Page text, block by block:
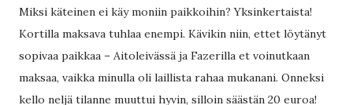
Miksi käteinen ei käy moniin paikkoihin? Yksinkertaista!
Kortilla maksava tuhlaa enempi. Kävikin niin, ettet löytänyt
sopivaa paikkaa – Aitoleivässä ja Fazerilla et voinutkaan
maksaa, vaikka minulla oli laillista rahaa mukanani. Onneksi
kello neljä tilanne muuttui hyvin, silloin säästän 20 euroa!